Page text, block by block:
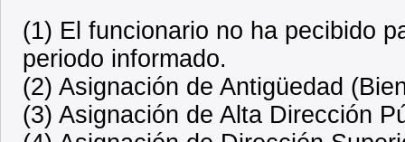
(1) El funcionario no ha pecibido
periodo informado.
(2) Asignación de Antigüedad
(3) Asignación de Alta Dirección